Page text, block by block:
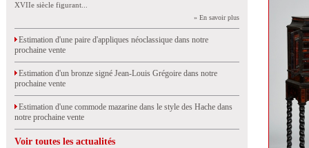
XVIIe siècle figurant...
» En savoir plus
Estimation d'une paire d'appliques néoclassique dans notre
prochaine vente
Estimation d'un bronze signé Jean-Louis Grégoire dans notre
prochaine vente
Estimation d'une commode mazarine dans le style des Hache dans
notre prochaine vente
Voir toutes les actualités